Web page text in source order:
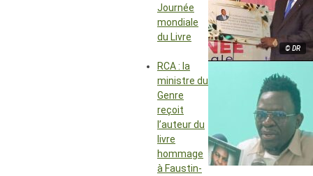
© DR
Journée
mondiale
du Livre
RCA : la
ministre du
Genre
reçoit
l’auteur du
livre
hommage
à Faustin-